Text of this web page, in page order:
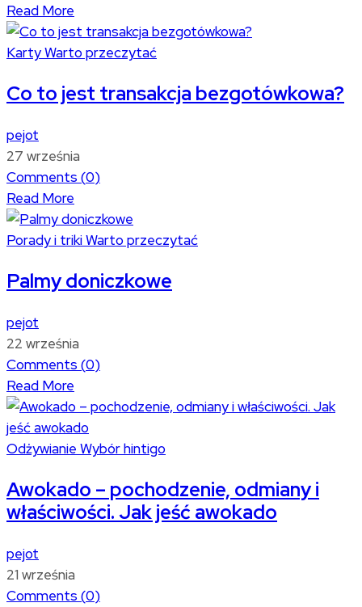
Read More
KartyWarto przeczytać
Co to jest transakcja bezgotówkowa?
pejot
27 września
Comments (0)
Read More
Porady i trikiWarto przeczytać
Palmy doniczkowe
pejot
22 września
Comments (0)
Read More
Odżywianie Wybór hintigo
Awokado – pochodzenie, odmiany i
właściwości. Jak jeść awokado
pejot
21 września
Comments (0)